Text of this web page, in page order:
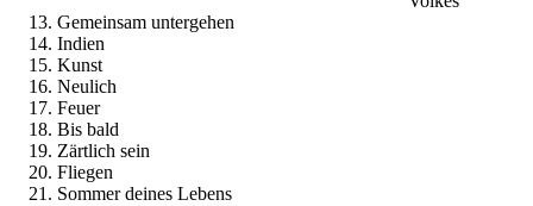
Gemeinsam untergehen
Indien
Kunst
Neulich
Feuer
Bis bald
Zärtlich sein
Fliegen
Sommer deines Lebens